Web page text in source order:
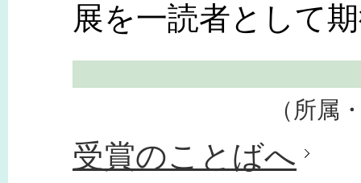
展を一読者とし
（所属
受賞のことばへ